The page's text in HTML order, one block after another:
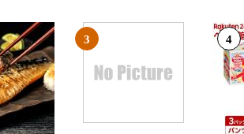
2026/07/06
ジュエリー・アクセサリーランキング：23位
3 4